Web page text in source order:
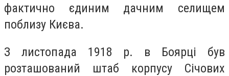
фактично єдиним дачним селищем
поблизу Києва.
З листопада 1918 р. в Боярці був
розташований штаб корпусу Січових